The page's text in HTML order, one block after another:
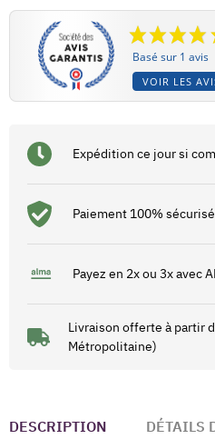
Basé sur 1 avis
VOIR LES
Expédition ce jour si
Paiement 100% sécurisé
Payez en 2x ou 3x avec
Livraison offerte à partir
Métropolitaine)
DESCRIPTION DÉTAILS